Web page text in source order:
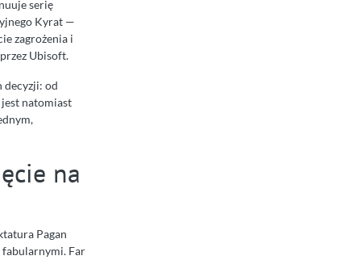
serię
Kyrat —
zagrożenia i
Ubisoft.
decyzji: od
natomiast
na
Pagan
fabularnymi. Far